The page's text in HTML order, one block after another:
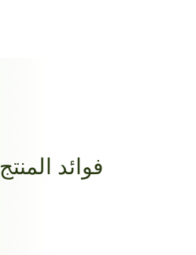
فوائد المنتج